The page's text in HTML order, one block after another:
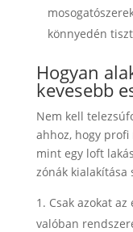
könnyedén
Hogyan
kevesebb
Nem kell
ahhoz, hogy
mint egy loft
zónák kialakítása
Csak azokat
valóban